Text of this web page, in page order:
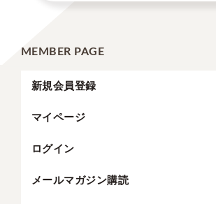
MEMBER PAGE
新規会員登録
マイページ
ログイン
メールマガジン購読